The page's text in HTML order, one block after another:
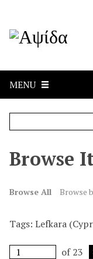
MENU
Browse
Browse All Browse
Tags: Lefkara
of 23